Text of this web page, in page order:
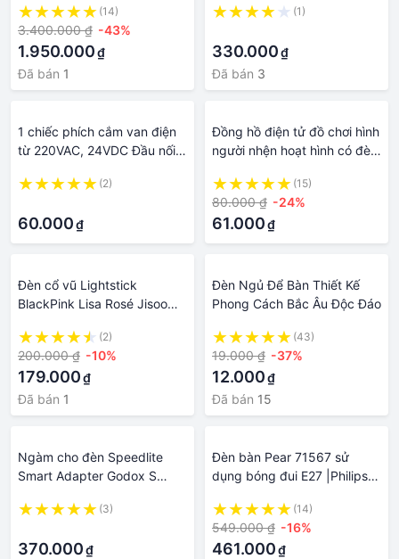
(14)
3.400.000 ₫ -43%
1.950.000₫
Đã bán 1
(1)
330.000₫
Đã bán 3
1 chiếc phích cắm van điện
từ 220VAC, 24VDC Đầu nối
LED, Phụ kiện van điện từ
(2)
60.000₫
Đồng hồ điện tử đồ chơi hình
người nhện hoạt hình có đèn
(15)
80.000 ₫ -24%
61.000₫
Đèn cổ vũ Lightstick
BlackPink Lisa Rosé Jisoo
sáng concer hàng unoff
kpop
(2)
200.000 ₫ -10%
179.000₫
Đã bán 1
Đèn Ngủ Để Bàn Thiết Kế
Phong Cách Bắc Âu Độc Đáo
(43)
19.000 ₫ -37%
12.000₫
Đã bán 15
Ngàm cho đèn Speedlite
Smart Adapter Godox S
(3)
370.000₫
Đèn bàn Pear 71567 sử
dụng bóng đui E27 |Philips
(14)
549.000 ₫ -16%
461.000₫